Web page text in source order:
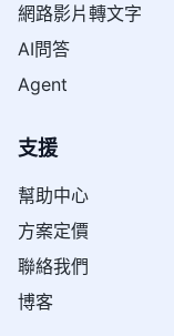
網路影片轉文字
AI問答
Agent
支援
幫助中心
方案定價
聯絡我們
博客